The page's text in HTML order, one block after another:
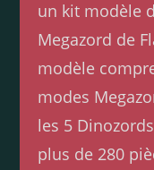
un kit modèle
Megazord de
modèle
modes
les 5
plus de 280